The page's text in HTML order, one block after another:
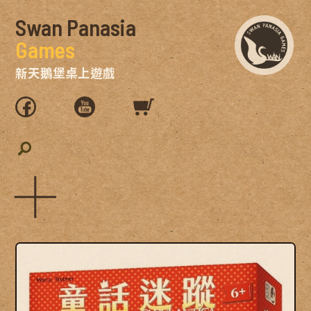
Swan Panasia
Games
新天鵝堡桌上遊戲